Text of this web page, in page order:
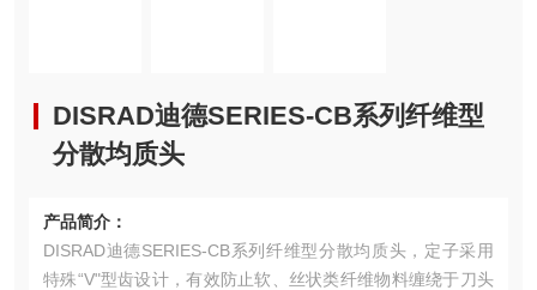
DISRAD迪德SERIES-CB系列纤维型
分散均质头
产品简介：
DISRAD迪德SERIES-CB系列纤维型分散均质头，定子采用
特殊“V"型齿设计，有效防止软、丝状类纤维物料缠绕于刀头